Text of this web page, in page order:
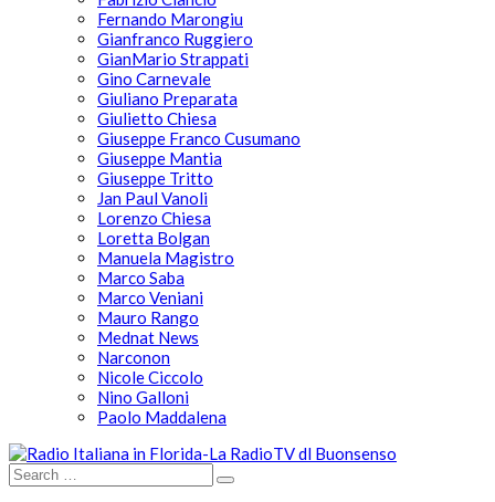
Fernando Marongiu
Gianfranco Ruggiero
GianMario Strappati
Gino Carnevale
Giuliano Preparata
Giulietto Chiesa
Giuseppe Franco Cusumano
Giuseppe Mantia
Giuseppe Tritto
Jan Paul Vanoli
Lorenzo Chiesa
Loretta Bolgan
Manuela Magistro
Marco Saba
Marco Veniani
Mauro Rango
Mednat News
Narconon
Nicole Ciccolo
Nino Galloni
Paolo Maddalena